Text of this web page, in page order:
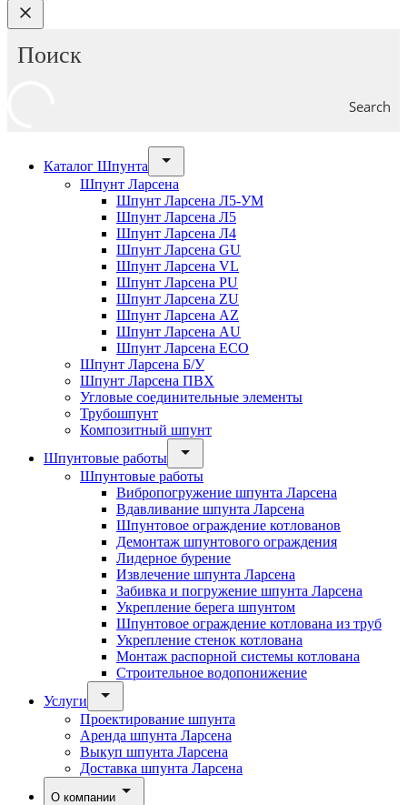
Search
Каталог Шпунта
Шпунт Ларсена
Шпунт Ларсена Л5-УМ
Шпунт Ларсена Л5
Шпунт Ларсена Л4
Шпунт Ларсена GU
Шпунт Ларсена VL
Шпунт Ларсена PU
Шпунт Ларсена ZU
Шпунт Ларсена AZ
Шпунт Ларсена AU
Шпунт Ларсена ECO
Шпунт Ларсена Б/У
Шпунт Ларсена ПВХ
Угловые соединительные элементы
Трубошпунт
Композитный шпунт
Шпунтовые работы
Шпунтовые работы
Вибропогружение шпунта Ларсена
Вдавливание шпунта Ларсена
Шпунтовое ограждение котлованов
Демонтаж шпунтового ограждения
Лидерное бурение
Извлечение шпунта Ларсена
Забивка и погружение шпунта Ларсена
Укрепление берега шпунтом
Шпунтовое ограждение котлована из труб
Укрепление стенок котлована
Монтаж распорной системы котлована
Строительное водопонижение
Услуги
Проектирование шпунта
Аренда шпунта Ларсена
Выкуп шпунта Ларсена
Доставка шпунта Ларсена
О компании